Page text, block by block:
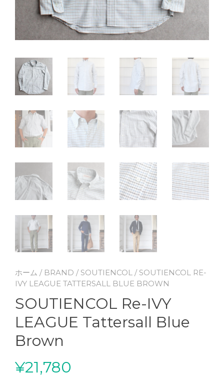
ホーム / BRAND / SOUTIENCOL / SOUTIENCOL RE-
IVY LEAGUE TATTERSALL BLUE BROWN
SOUTIENCOL Re-IVY
LEAGUE Tattersall Blue
Brown
¥21,780